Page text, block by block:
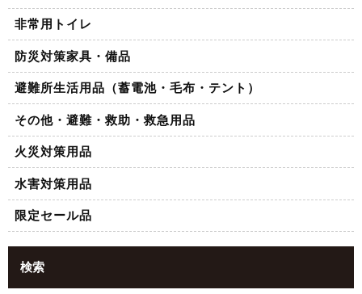
非常用トイレ
防災対策家具・備品
避難所生活用品（蓄電池・毛布・テント）
その他・避難・救助・救急用品
火災対策用品
水害対策用品
限定セール品
検索